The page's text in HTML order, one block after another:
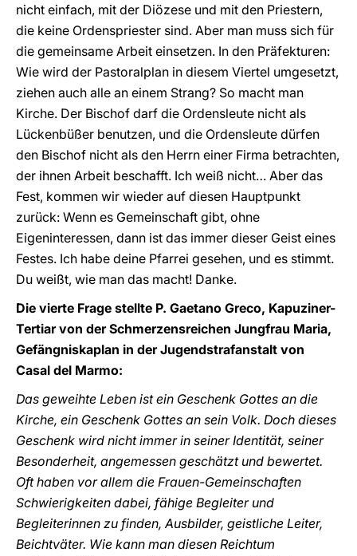
nicht einfach, mit der Diözese und mit den Priestern,
die keine Ordenspriester sind. Aber man muss sich für
die gemeinsame Arbeit einsetzen. In den Präfekturen:
Wie wird der Pastoralplan in diesem Viertel umgesetzt,
ziehen auch alle an einem Strang? So macht man
Kirche. Der Bischof darf die Ordensleute nicht als
Lückenbüßer benutzen, und die Ordensleute dürfen
den Bischof nicht als den Herrn einer Firma betrachten,
der ihnen Arbeit beschafft. Ich weiß nicht… Aber das
Fest, kommen wir wieder auf diesen Hauptpunkt
zurück: Wenn es Gemeinschaft gibt, ohne
Eigeninteressen, dann ist das immer dieser Geist eines
Festes. Ich habe deine Pfarrei gesehen, und es stimmt.
Du weißt, wie man das macht! Danke.
Die vierte Frage stellte P. Gaetano Greco, Kapuziner-
Tertiar von der Schmerzensreichen Jungfrau Maria,
Gefängniskaplan in der Jugendstrafanstalt von
Casal del Marmo:
Das geweihte Leben ist ein Geschenk Gottes an die
Kirche, ein Geschenk Gottes an sein Volk. Doch dieses
Geschenk wird nicht immer in seiner Identität, seiner
Besonderheit, angemessen geschätzt und bewertet.
Oft haben vor allem die Frauen-Gemeinschaften
Schwierigkeiten dabei, fähige Begleiter und
Begleiterinnen zu finden, Ausbilder, geistliche Leiter,
Beichtväter. Wie kann man diesen Reichtum